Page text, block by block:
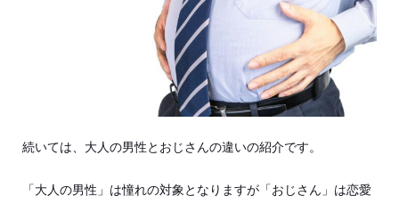
続いては、大人の男性とおじさんの違いの紹介です。
「大人の男性」は憧れの対象となりますが「おじさん」は恋愛